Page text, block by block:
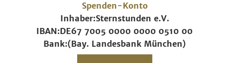
Spenden-Konto
Inhaber:Sternstunden e.V.
IBAN:DE67 7005 0000 0000 0510 00
Bank:(Bay. Landesbank München)